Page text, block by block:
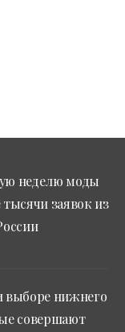
неделю моды
тысячи заявок из
выборе нижнего
совершают